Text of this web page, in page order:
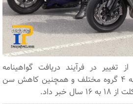
تغییر در فرآیند دریافت گواهینامه
موتورسیکلت و تقسیم آن به ۴ گروه مختلف و همچنین کاهش سن
خبر داد.